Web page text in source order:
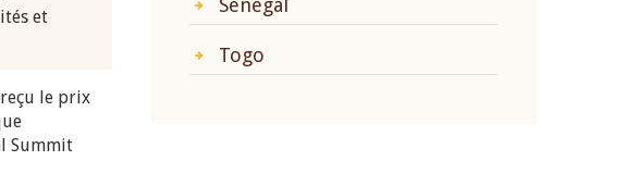
et
reçu le prix
Summit
Sénégal
Togo